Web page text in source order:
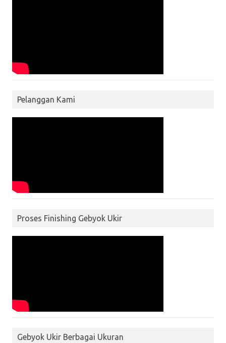
Pelanggan Kami
Proses Finishing Gebyok Ukir
Gebyok Ukir Berbagai Ukuran